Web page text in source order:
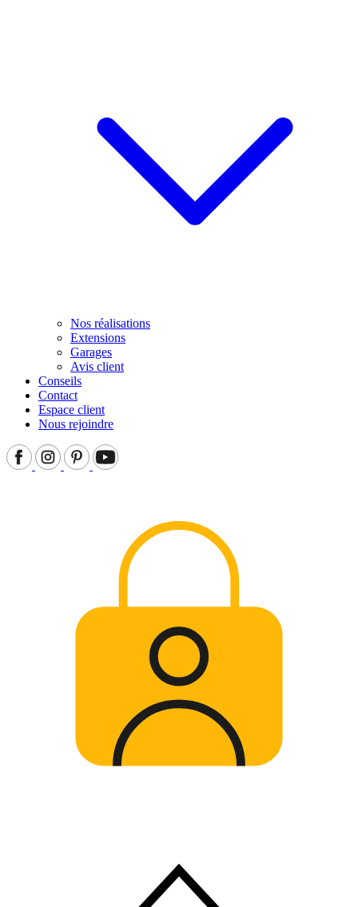
Nos réalisations
Extensions
Garages
Avis client
Conseils
Contact
Espace client
Nous rejoindre